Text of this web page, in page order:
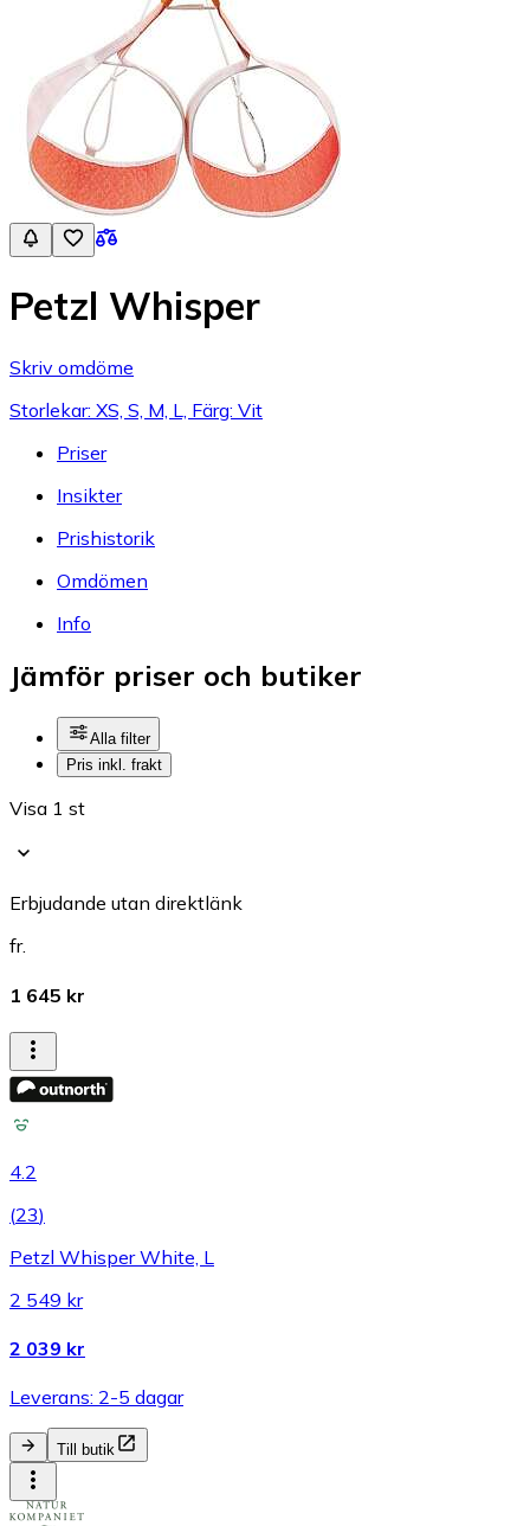
Petzl Whisper
Skriv omdöme
Storlekar: XS, S, M, L, Färg: Vit
Priser
Insikter
Prishistorik
Omdömen
Info
Jämför priser och butiker
Alla filter
Pris inkl. frakt
Visa 1 st
Erbjudande utan direktlänk
fr.
1 645 kr
4.2
(23)
Petzl Whisper White, L
2 549 kr
2 039 kr
Leverans: 2-5 dagar
Till butik